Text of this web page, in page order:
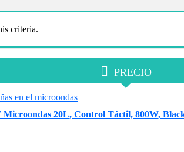
criteria.
PRECIO
20L, Control Táctil, 800W,